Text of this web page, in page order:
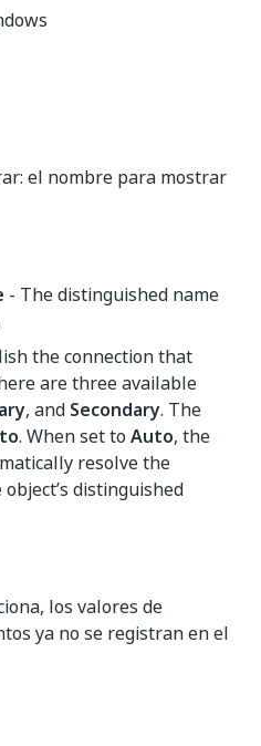
el nombre para mostrar
- The distinguished name
the connection that
are three available
, and Secondary. The
. When set to Auto, the
resolve the
distinguished
los valores de
ya no se registran en el